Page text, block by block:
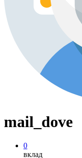
mail_dove
0
вклад